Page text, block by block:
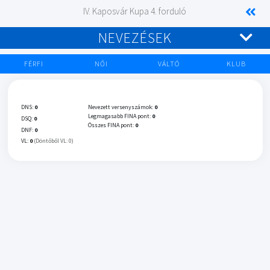
IV. Kaposvár Kupa 4. forduló
NEVEZÉSEK
FÉRFI NŐI VÁLTÓ KLUB
DNS: 0
DSQ: 0
DNF: 0
VL: 0 (Döntőből VL: 0)
Nevezett versenyszámok: 0
Legmagasabb FINA pont: 0
Összes FINA pont: 0